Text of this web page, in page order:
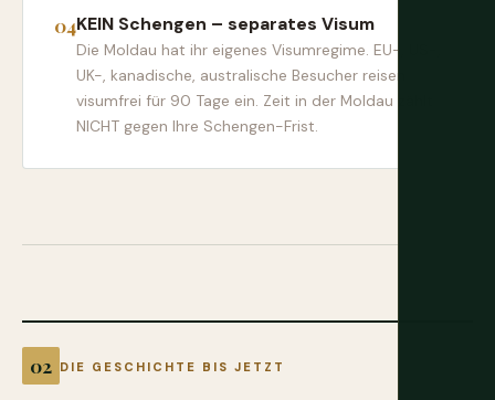
KEIN Schengen – separates Visum
Die Moldau hat ihr eigenes Visumregime. EU-, US-,
UK-, kanadische, australische Besucher reisen
visumfrei für 90 Tage ein. Zeit in der Moldau zählt
NICHT gegen Ihre Schengen-Frist.
DIE GESCHICHTE BIS JETZT